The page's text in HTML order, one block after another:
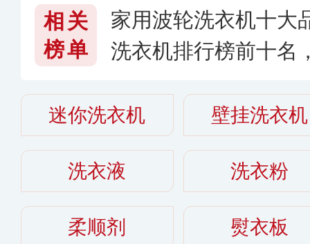
相关
榜单
家用波轮洗衣机十大
洗衣机排行榜前十名
迷你洗衣机 壁挂洗衣机
洗衣液 洗衣粉
柔顺剂 熨衣板